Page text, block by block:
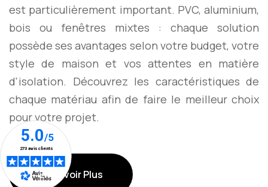
est particulièrement important. PVC, aluminium,
bois ou fenêtres mixtes : chaque solution
possède ses avantages selon votre budget, votre
style de maison et vos attentes en matière
d'isolation. Découvrez les caractéristiques de
chaque matériau afin de faire le meilleur choix
pour votre projet.
En Savoir Plus